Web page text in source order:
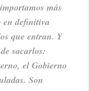
más
en definitiva
que entran. Y
sacarlos:
el Gobierno
Son